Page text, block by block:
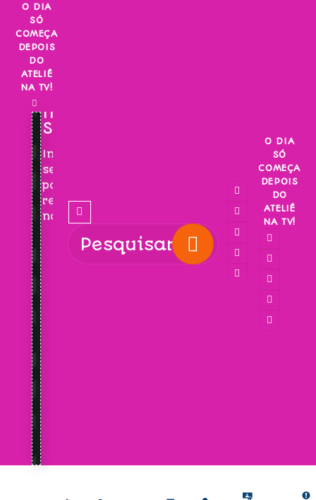
Skip
content
O DIA
SÓ
COMEÇA
DEPOIS
DO
ATELIÊ
NA TV!
INSCREVA-
SE!
Inscreva-
se
para
receber
novidades!
O DIA
SÓ
COMEÇA
DEPOIS
DO
ATELIÊ
NA TV!